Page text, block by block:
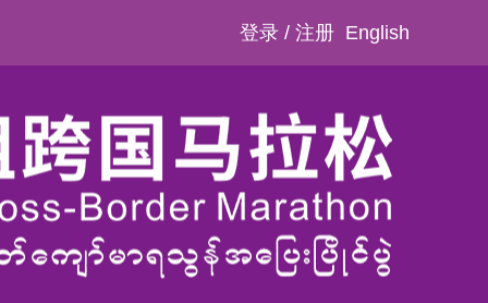
登录 / 注册 English